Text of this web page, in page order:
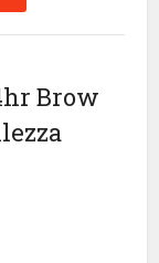
Brow